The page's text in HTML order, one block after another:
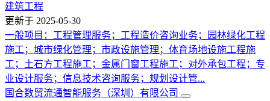
建筑工程
更新于 2025-05-30
一般项目：工程管理服务；工程造价咨询业务；园林绿化工程
施工；城市绿化管理；市政设施管理；体育场地设施工程施
工；土石方工程施工；金属门窗工程施工；对外承包工程；专
业设计服务；信息技术咨询服务；规划设计管...
国合数贸流通智能服务（深圳）有限公司